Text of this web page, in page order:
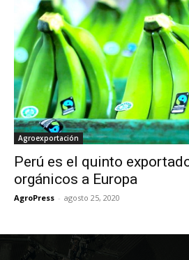
Agroexportación
Perú es el quinto
orgánicos a Europa
AgroPress - agosto 25, 2020